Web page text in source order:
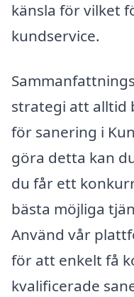
känsla för vilket
kundservice.
strategi att alltid
för sanering i
göra detta kan
du får ett
bästa möjliga
Använd vår
för att enkelt få
kvalificerade